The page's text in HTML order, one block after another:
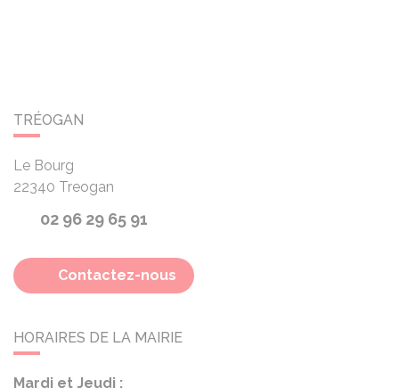
TRÉOGAN
Le Bourg
22340 Treogan
02 96 29 65 91
Contactez-nous
HORAIRES DE LA MAIRIE
Mardi et Jeudi :